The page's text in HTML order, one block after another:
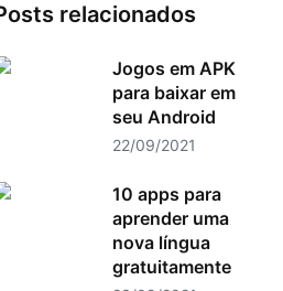
relacionados
Jogos em APK
para baixar em
seu Android
22/09/2021
10 apps para
aprender uma
nova língua
gratuitamente